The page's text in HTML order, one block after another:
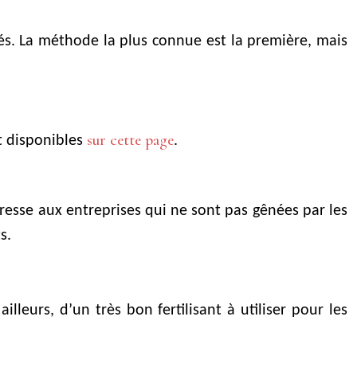
La méthode la plus connue est la première, mais
disponibles sur cette page.
aux entreprises qui ne sont pas gênées par les
d’un très bon fertilisant à utiliser pour les